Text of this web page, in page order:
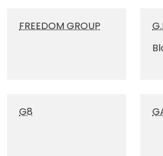
FREEDOM GROUP
G8